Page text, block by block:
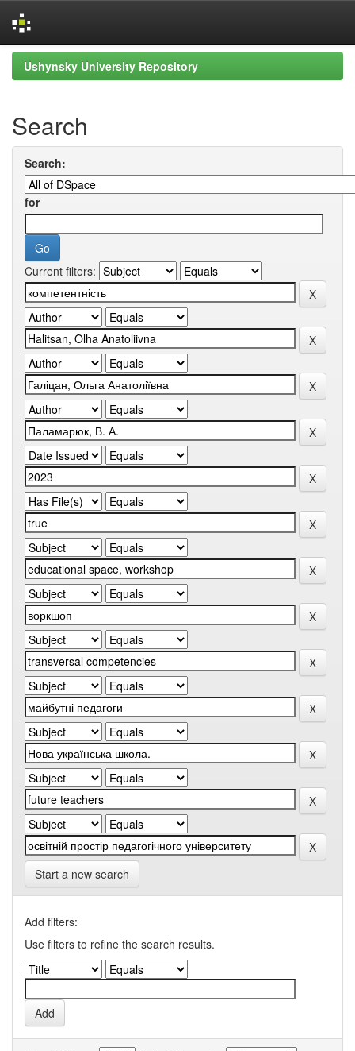
Skip
navigation
Ushynsky University Repository
Search
Search:
for
Current filters:
Start a new search
Add filters:
Use filters to refine the search results.